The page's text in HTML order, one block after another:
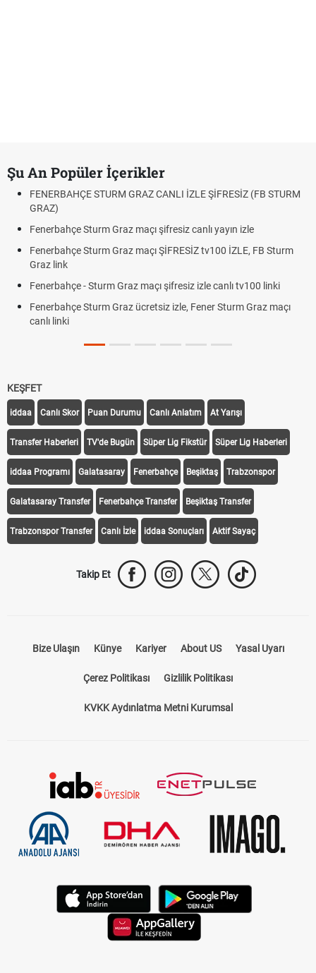
Şu An Popüler İçerikler
FENERBAHÇE STURM GRAZ CANLI İZLE ŞİFRESİZ (FB STURM
GRAZ)
Fenerbahçe Sturm Graz maçı şifresiz canlı yayın izle
Fenerbahçe Sturm Graz maçı ŞİFRESİZ tv100 İZLE, FB Sturm
Graz link
Fenerbahçe - Sturm Graz maçı şifresiz izle canlı tv100 linki
Fenerbahçe Sturm Graz ücretsiz izle, Fener Sturm Graz maçı
canlı linki
KEŞFET
iddaa Canlı Skor Puan Durumu Canlı Anlatım At Yarışı
Transfer Haberleri TV'de Bugün Süper Lig Fikstür Süper Lig Haberleri
iddaa Programı Galatasaray Fenerbahçe Beşiktaş Trabzonspor
Galatasaray Transfer Fenerbahçe Transfer Beşiktaş Transfer
Trabzonspor Transfer Canlı İzle iddaa Sonuçları Aktif Sayaç
Takip Et
Bize Ulaşın Künye Kariyer About US Yasal Uyarı
Çerez Politikası Gizlilik Politikası
KVKK Aydınlatma Metni Kurumsal